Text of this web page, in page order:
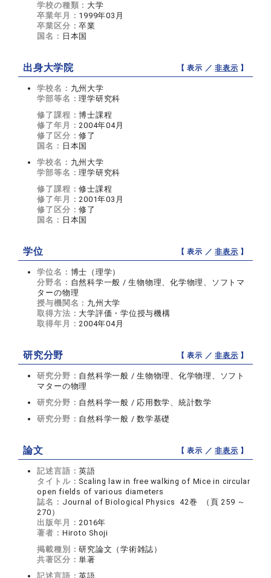
学校の種類： 大学
卒業年月： 1999年03月
卒業区分：卒業
国名： 日本国
出身大学院 【 表示 ／非表示 】
学校名： 九州大学
学部等名：理学研究科
修了課程：博士課程
修了年月：2004年04月
修了区分：修了
国名： 日本国
学校名： 九州大学
学部等名：理学研究科
修了課程：修士課程
修了年月：2001年03月
修了区分：修了
国名： 日本国
学位 【 表示 ／非表示 】
学位名： 博士（理学）
分野名： 自然科学一般 / 生物物理、化学物理、ソフトマ
ターの物理
授与機関名： 九州大学
取得方法： 大学評価・学位授与機構
取得年月：2004年04月
研究分野 【 表示 ／非表示 】
研究分野： 自然科学一般 / 生物物理、化学物理、ソフト
マターの物理
研究分野： 自然科学一般 / 応用数学、統計数学
研究分野： 自然科学一般 / 数学基礎
論文 【 表示 ／非表示 】
記述言語：英語
タイトル： Scaling law in free walking of Mice in circular
open fields of various diameters
誌名： Journal of Biological Physics 42巻 （頁 259 ～
270）
出版年月：2016年
著者： Hiroto Shoji
掲載種別：研究論文（学術雑誌）
共著区分：単著
記述言語：英語